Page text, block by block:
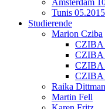
Amsterdam
Tunis 05.2015
Studierende
Marion Cziba
CZIBA
CZIBA
CZIBA
CZIBA
Raika
Martin Fell